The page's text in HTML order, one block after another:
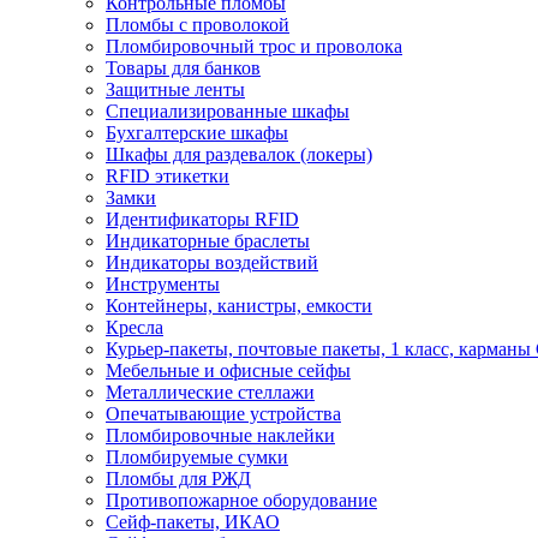
Пломбы с проволокой
Пломбировочный трос и проволока
Товары для банков
Защитные ленты
Cпециализированные шкафы
Бухгалтерские шкафы
Шкафы для раздевалок (локеры)
RFID этикетки
Замки
Идентификаторы RFID
Индикаторные браслеты
Индикаторы воздействий
Инструменты
Контейнеры, канистры, емкости
Кресла
Курьер-пакеты, почтовые пакеты, 1 класс,
Мебельные и офисные сейфы
Металлические стеллажи
Опечатывающие устройства
Пломбировочные наклейки
Пломбируемые сумки
Пломбы для РЖД
Противопожарное оборудование
Сейф-пакеты, ИКАО